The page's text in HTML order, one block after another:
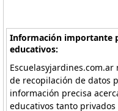
Información importante
educativos:
de recopilación de datos
información precisa
educativos tanto